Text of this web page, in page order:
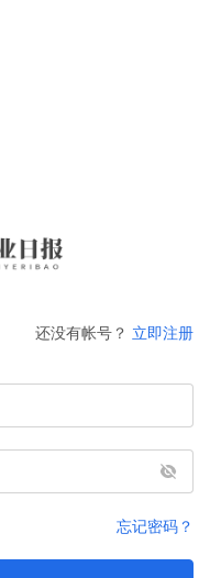
还没有帐号？ 立即注册
忘记密码？